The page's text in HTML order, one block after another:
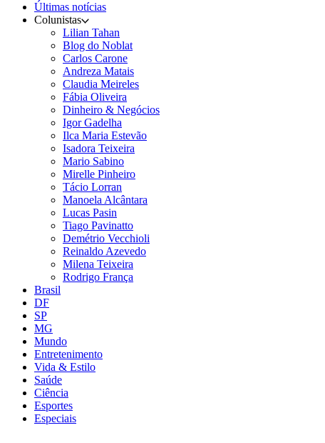
Últimas notícias
Colunistas
Lilian Tahan
Blog do Noblat
Carlos Carone
Andreza Matais
Claudia Meireles
Fábia Oliveira
Dinheiro & Negócios
Igor Gadelha
Ilca Maria Estevão
Isadora Teixeira
Mario Sabino
Mirelle Pinheiro
Tácio Lorran
Manoela Alcântara
Lucas Pasin
Tiago Pavinatto
Demétrio Vecchioli
Reinaldo Azevedo
Milena Teixeira
Rodrigo França
Brasil
DF
SP
MG
Mundo
Entretenimento
Vida & Estilo
Saúde
Ciência
Esportes
Especiais